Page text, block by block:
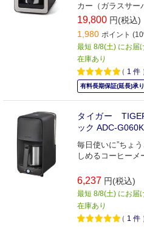
カー（ガラスサー
19,800 円(税込)
1,980 ポイント
最短 8/8(土) にお届
在庫あり
（ 1 件
有料長期保証(延長)承
タイガー
ック ADC-
毎日使いに”ちょ
しめるコーヒーメ
6,237 円(税込)
最短 8/8(土) にお届
在庫あり
（ 1 件